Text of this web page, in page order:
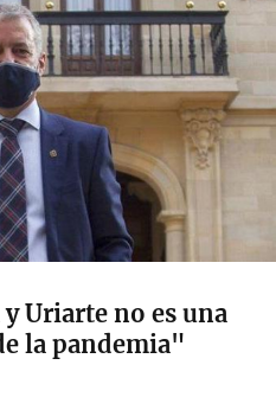
Uriarte no es una
la pandemia"